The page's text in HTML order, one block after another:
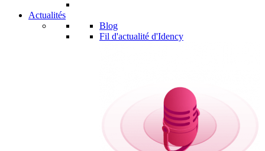
Actualités
Blog
Fil d'actualité d'Idency